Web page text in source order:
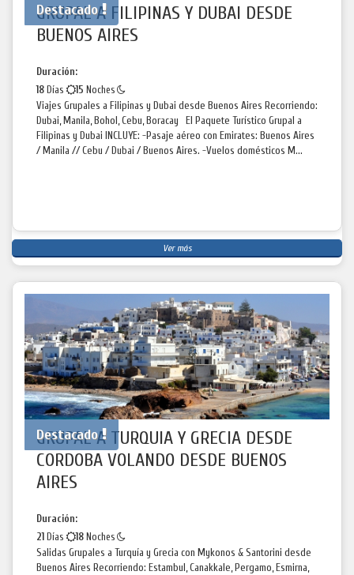
Destacado
GRUPAL A FILIPINAS Y DUBAI DESDE
BUENOS AIRES
Duración:
18 Días 15 Noches
Viajes Grupales a Filipinas y Dubai desde Buenos Aires Recorriendo:
Dubai, Manila, Bohol, Cebu, Boracay El Paquete Turístico Grupal a
Filipinas y Dubai INCLUYE: -Pasaje aéreo con Emirates: Buenos Aires
/ Manila // Cebu / Dubai / Buenos Aires. -Vuelos domésticos M...
Ver más
Destacado
GRUPAL A TURQUIA Y GRECIA DESDE
CORDOBA VOLANDO DESDE BUENOS
AIRES
Duración:
21 Días 18 Noches
Salidas Grupales a Turquía y Grecia con Mykonos & Santorini desde
Buenos Aires Recorriendo: Estambul, Canakkale, Pergamo, Esmirna,